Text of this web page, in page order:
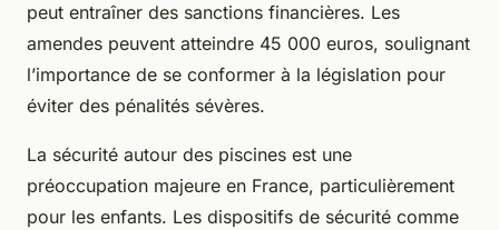
peut entraîner des sanctions financières. Les
amendes peuvent atteindre 45 000 euros, soulignant
l’importance de se conformer à la législation pour
éviter des pénalités sévères.
La sécurité autour des piscines est une
préoccupation majeure en France, particulièrement
pour les enfants. Les dispositifs de sécurité comme